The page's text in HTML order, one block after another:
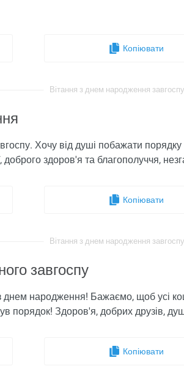
Копіювати
Вітання з днем ​​народження
Хочу від душі побажати порядку
доброго здоров'я та благополуччя,
Копіювати
Вітання з днем ​​народження
завгоспу
днем ​​народження! Бажаємо, щоб усі
порядок! Здоров'я, добрих друзів,
Копіювати